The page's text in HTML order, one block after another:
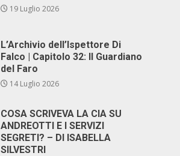
19 Luglio 2026
L’Archivio dell’Ispettore Di
Falco | Capitolo 32: Il Guardiano
del Faro
14 Luglio 2026
COSA SCRIVEVA LA CIA SU
ANDREOTTI E I SERVIZI
SEGRETI? – DI ISABELLA
SILVESTRI